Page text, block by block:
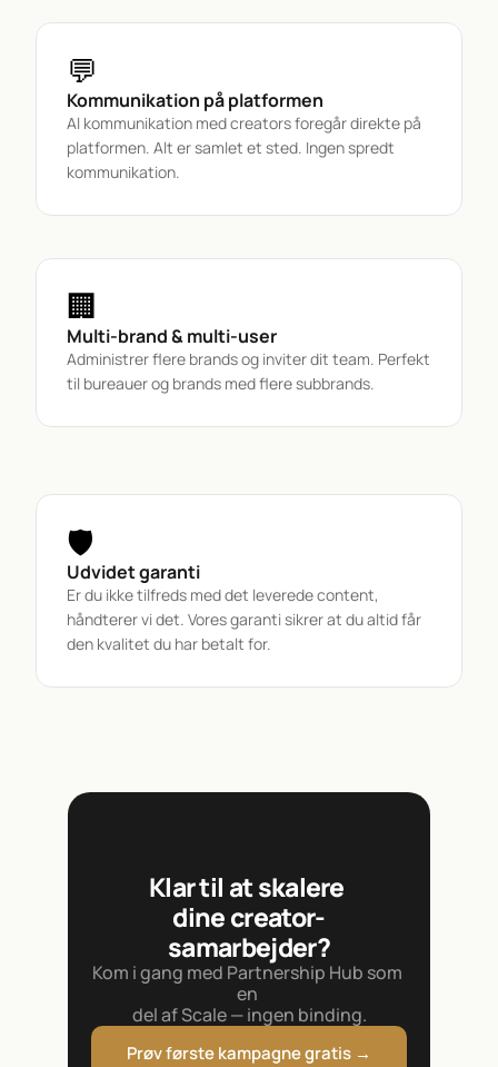
💬
Kommunikation på platformen
Al kommunikation med creators foregår direkte på
platformen. Alt er samlet et sted. Ingen spredt
kommunikation.
🏢
Multi-brand & multi-user
Administrer flere brands og inviter dit team. Perfekt
til bureauer og brands med flere subbrands.
🛡️
Udvidet garanti
Er du ikke tilfreds med det leverede content,
håndterer vi det. Vores garanti sikrer at du altid får
den kvalitet du har betalt for.
Klar til at skalere
dine creator-
samarbejder?
Kom i gang med Partnership Hub som
en
del af Scale — ingen binding.
Prøv første kampagne gratis →